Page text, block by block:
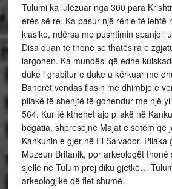
Tulumi ka lulëzuar nga 300 para
erës së re. Ka pasur një rënie të lehtë
klasike, ndërsa me pushtimin spanjoll
Disa duan të thonë se thatësira e
largohen. Ka mundësi që edhe
duke i grabitur e duke u kërkuar me
Banorët vendas flasin me dhimbje e
pllakë të shenjtë të gdhendur me një
564. Kur të kthehet ajo pllakë në
begatia, shpresojnë Majat e sotëm që
Kankunin e gjer në El Salvador. Pllaka
Muzeun Britanik, por arkeologët thonë
sjellë në Tulum prej diku gjetkë…
arkeologjike që flet shumë.